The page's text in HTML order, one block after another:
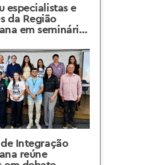
especialistas e
da Região
em seminário
para
ao aluno com
Integração
reúne